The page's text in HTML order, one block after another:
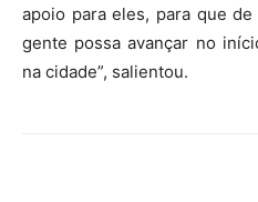
apoio para eles, para que
gente possa avançar no
na cidade”, salientou.